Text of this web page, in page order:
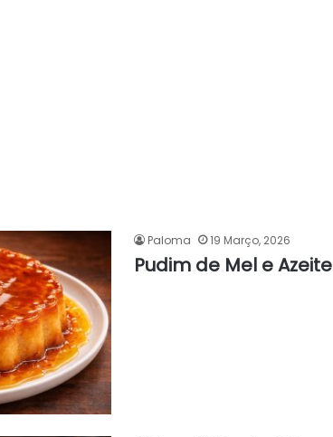
Paloma 19 Março, 2026
Pudim de Mel e Azeite